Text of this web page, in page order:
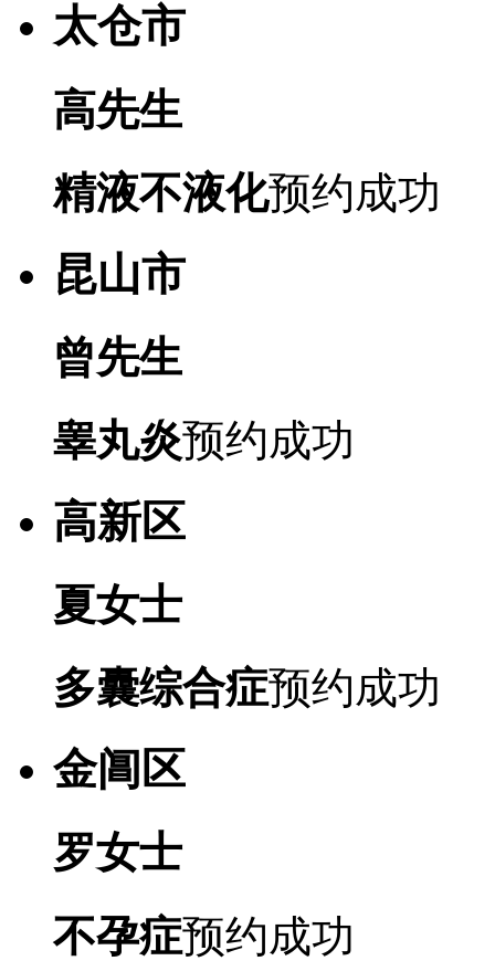
太仓市
高先生
精液不液化预约成功
昆山市
曾先生
睾丸炎预约成功
高新区
夏女士
多囊综合症预约成功
金阊区
罗女士
不孕症预约成功